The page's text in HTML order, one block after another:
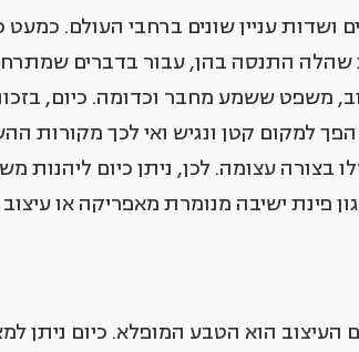
ושדות עניין שונים ברחבי העולם. כמעט
התנסה בהן, עבור בדברים
משפט ששמע מחבר וכדומה. כיום,
למקום קטן ונגיש ואי לכך מקורות
עצומה. לכן, ניתן כיום ליהנות
פינת ישיבה מנומרת מאפריקה או עיצוב
הוא הטבע המופלא. כיום ניתן